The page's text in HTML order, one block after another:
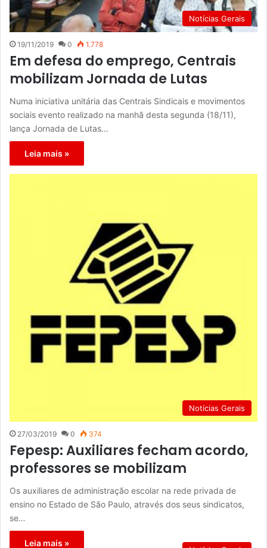
Notícias Gerais
19/11/2019 0 1.778
Em defesa do emprego, Centrais
mobilizam Jornada de Lutas
Numa iniciativa unitária das Centrais Sindicais e movimentos
sociais evento realizado na manhã desta segunda (18/11),
lança Jornada de Lutas…
Leia mais »
Notícias Gerais
27/03/2019 0 374
Fepesp: Auxiliares fecham acordo,
professores se mobilizam
Os auxiliares de administração escolar na rede privada de
ensino no Estado de São Paulo, através dos seus sindicatos,
se…
Leia mais »